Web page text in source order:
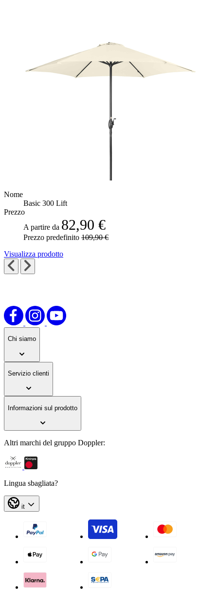
Nome
Basic 300 Lift
Prezzo
A partire da 82,90 €
Prezzo predefinito 109,90 €
Visualizza prodotto
Chi siamo
Servizio clienti
Informazioni sul prodotto
Altri marchi del gruppo Doppler:
Lingua sbagliata?
it